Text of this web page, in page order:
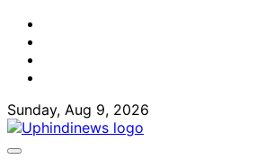
Skip
content
Sunday, Aug 9, 2026